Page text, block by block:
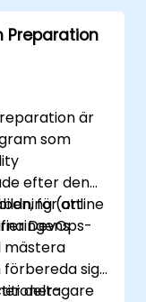
Preparation
är
som
efter den
för att
(online
DevOps-
mästera
förbereda sig
deltagare